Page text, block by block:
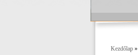
Kezdőlap»